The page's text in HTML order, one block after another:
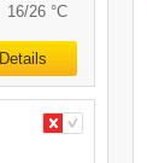
16/26 °C
Details